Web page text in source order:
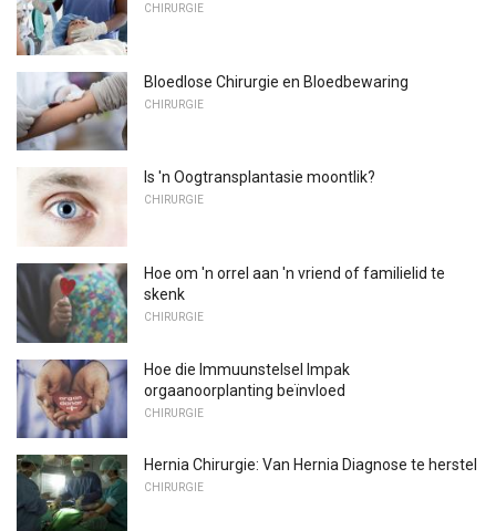
CHIRURGIE
Bloedlose Chirurgie en Bloedbewaring
CHIRURGIE
Is 'n Oogtransplantasie moontlik?
CHIRURGIE
Hoe om 'n orrel aan 'n vriend of familielid te
skenk
CHIRURGIE
Hoe die Immuunstelsel Impak
orgaanoorplanting beïnvloed
CHIRURGIE
Hernia Chirurgie: Van Hernia Diagnose te herstel
CHIRURGIE